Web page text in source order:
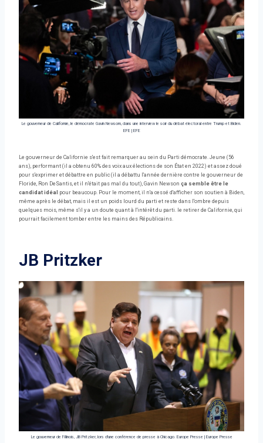
Le gouverneur de Californie, le démocrate Gavin Newsom, dans une interview le soir du débat électoral entre Trump et Biden.
EFE| EFE
Le gouverneur de Californie s'est fait remarquer au sein du Parti démocrate. Jeune (56
ans), performant (il a obtenu 60% des voix aux élections de son État en 2022) et assez doué
pour s'exprimer et débattre en public (il a débattu l'année dernière contre le gouverneur de
Floride, Ron DeSantis, et il n'était pas mal du tout), Gavin Newson ça semble être le
candidat idéal pour beaucoup. Pour le moment, il n'a cessé d'afficher son soutien à Biden,
même après le débat, mais il est un poids lourd du parti et reste dans l'ombre depuis
quelques mois, même s'il y a un doute quant à l'intérêt du parti. le retirer de Californie, qui
pourrait facilement tomber entre les mains des Républicains.
JB Pritzker
Le gouverneur de l'Illinois, JB Pritzker, lors d'une conférence de presse à Chicago. Europe Presse | Europe Presse